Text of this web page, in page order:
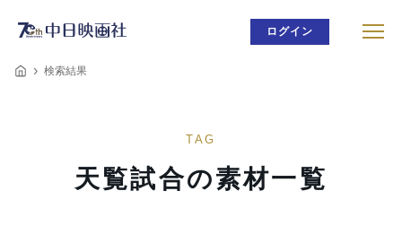
ログイン
検索結果
TAG
天覧試合の素材一覧